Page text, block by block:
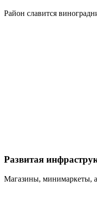
Район славится
Развитая
Магазины, минимаркеты,